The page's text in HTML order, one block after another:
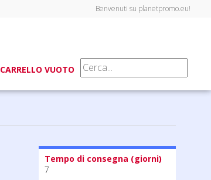
Benvenuti su planetpromo.eu!
CARRELLO VUOTO
Tempo di consegna (giorni)
7